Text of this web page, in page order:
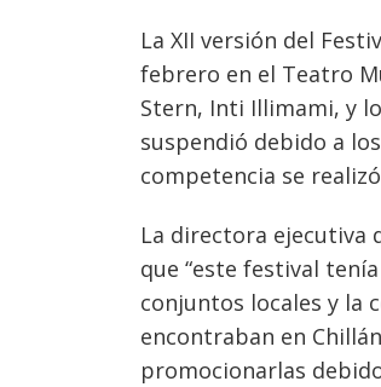
La XII versión del
febrero en el Teatro
Stern, Inti Illimami, y
suspendió debido a
competencia se
La directora ejecutiva
que “este festival
conjuntos locales y la
encontraban en
promocionarlas